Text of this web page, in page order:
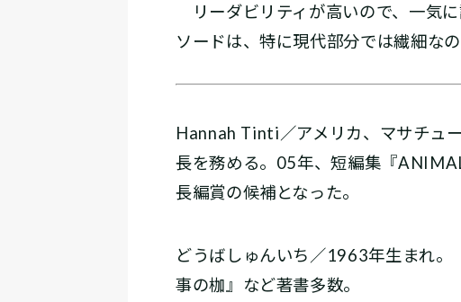
リーダビリティが高いので、一気
ソードは、特に現代部分では繊細な
Hannah Tinti／アメリカ、マサチュ
長を務める。05年、短編集『
長編賞の候補となった。
どうばしゅんいち／1963年生まれ。
事の枷』など著書多数。